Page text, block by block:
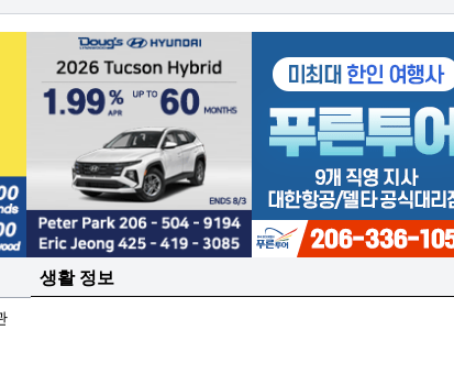
생활 정보